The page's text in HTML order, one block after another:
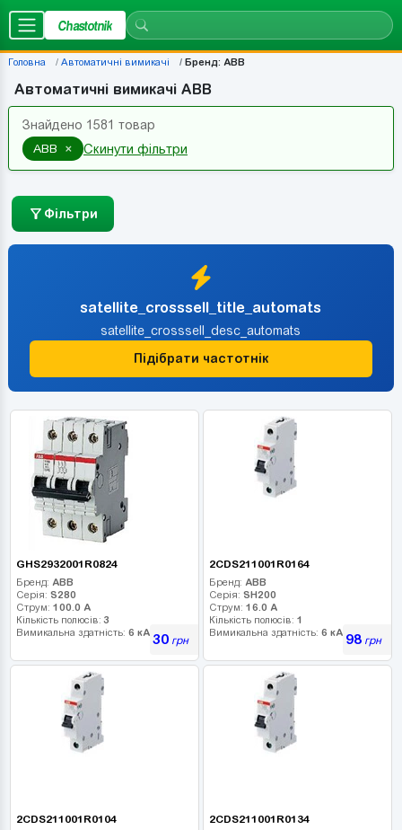
Chastotnik
Головна Автоматичні вимикачі Бренд: ABB
Автоматичні вимикачі ABB
Знайдено 1581 товар
ABB
× Скинути фільтри
Фільтри
satellite_crosssell_title_automats
satellite_crosssell_desc_automats
Підібрати частотнік
GHS2932001R0824
Бренд: ABB
Серія: S280
Струм: 100.0 А
Кількість полюсів:3
Вимикальна здатність: 6 кА 30грн
2CDS211001R0164
Бренд: ABB
Серія: SH200
Струм: 16.0 А
Кількість полюсів: 1
Вимикальна здатність: 6 кА 98грн
2CDS211001R0104 2CDS211001R0134